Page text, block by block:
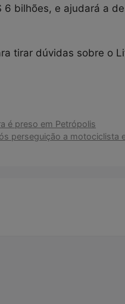
bilhões, e ajudará a
tirar dúvidas sobre o
é preso em Petrópolis
perseguição a motociclista